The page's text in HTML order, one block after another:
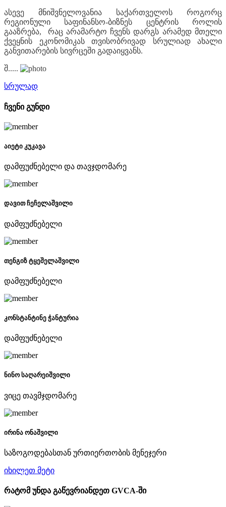
ასევე მნიშვნელოვანია საქართველოს როგორც
რეგიონული საფინანსო-ბიზნეს ცენტრის როლის
გააზრება, რაც არამარტო ჩვენს დარგს არამედ მთელი
ქვეყნის ეკონომიკას თვისობრივად სრულიად ახალი
განვითარების სივრცეში გადაიყვანს.
შ.....
სრულად
ჩვენი გუნდი
აიეტი კუკავა
დამფუძნებელი და თავჯდომარე
დავით ჩეჩელაშვილი
დამფუძნებელი
თენგიზ ტყეშელაშვილი
დამფუძნებელი
კონსტანტინე ჭანტურია
დამფუძნებელი
ნინო საღარეიშვილი
ვიცე თავმჯდომარე
ირინა ონაშვილი
საზოგოდებასთან ურთიერთობის მენეჯერი
იხილეთ მეტი
რატომ უნდა გაწევრიანდეთ GVCA-ში